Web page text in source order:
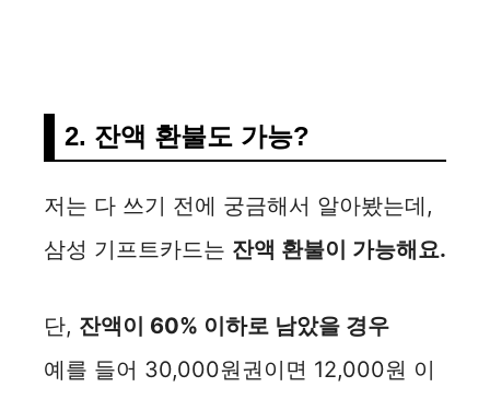
2. 잔액 환불도 가능?
저는 다 쓰기 전에 궁금해서 알아봤는데,
삼성 기프트카드는 잔액 환불이 가능해요.
단, 잔액이 60% 이하로 남았을 경우
예를 들어 30,000원권이면 12,000원 이